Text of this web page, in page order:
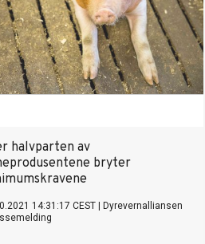
halvparten av
bryter
14:31:17 CEST
Dyrevernalliansen